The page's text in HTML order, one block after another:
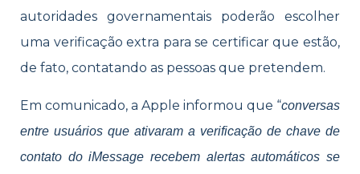
autoridades governamentais poderão escolher
uma verificação extra para se certificar que estão,
de fato, contatando as pessoas que pretendem.
Em comunicado, a Apple informou que “conversas
entre usuários que ativaram a verificação de chave de
contato do iMessage recebem alertas automáticos se